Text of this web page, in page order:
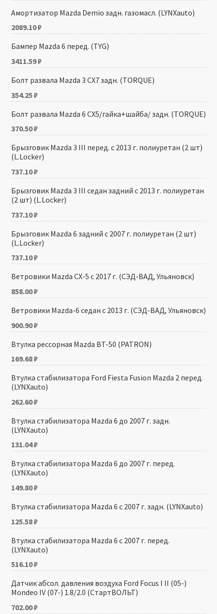
Амортизатор Mazda Demio задн. газомасл. (LYNXauto)
2089.10₽
Бампер Mazda 6 перед. (TYG)
3411.59₽
Болт развала Mazda 3 CX7 задн. (TORQUE)
354.25₽
Болт развала Mazda 6 CX5/гайка+шайба/ задн. (TORQUE)
370.50₽
Брызговик Mazda 3 III перед. с 2013 г. полиуретан (2 шт)
(L.Locker)
737.10₽
Брызговик Mazda 3 III седан задний с 2013 г. полиуретан
(2 шт) (L.Locker)
737.10₽
Брызговик Mazda 6 задний с 2007 г. полиуретан (2 шт)
(L.Locker)
737.10₽
Ветровики Mazda CX-5 с 2017 г. (СЭД-ВАД, Ульяновск)
858.00₽
Ветровики Mazda-6 седан с 2013 г. (СЭД-ВАД, Ульяновск)
900.90₽
Втулка рессорная Mazda BT-50 (PATRON)
169.68₽
Втулка стабилизатора Ford Fiesta Fusion Mazda 2 перед.
(LYNXauto)
262.60₽
Втулка стабилизатора Mazda 6 до 2007 г. задн.
(LYNXauto)
131.04₽
Втулка стабилизатора Mazda 6 до 2007 г. перед.
(LYNXauto)
149.80₽
Втулка стабилизатора Mazda 6 с 2007 г. задн. (LYNXauto)
125.58₽
Втулка стабилизатора Mazda 6 с 2007 г. перед.
(LYNXauto)
516.10₽
Датчик абсол. давления воздуха Ford Focus I II (05-)
Mondeo IV (07-) 1.8/2.0 (СтартВОЛЬТ)
702.00₽